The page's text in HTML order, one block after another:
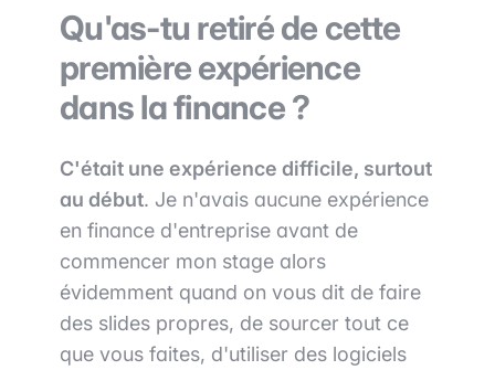
Qu'as-tu retiré de cette
première expérience
dans la finance ?
C'était une expérience difficile, surtout
au début. Je n'avais aucune expérience
en finance d'entreprise avant de
commencer mon stage alors
évidemment quand on vous dit de faire
des slides propres, de sourcer tout ce
que vous faites, d'utiliser des logiciels